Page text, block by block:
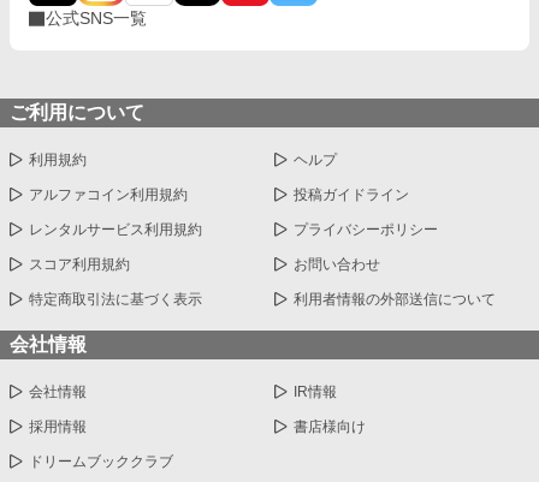
公式SNS一覧
ご利用について
利用規約 ヘルプ
アルファコイン利用規約 投稿ガイドライン
レンタルサービス利用規約 プライバシーポリシー
スコア利用規約 お問い合わせ
特定商取引法に基づく表示 利用者情報の外部送信について
会社情報
会社情報 IR情報
採用情報 書店様向け
ドリームブッククラブ